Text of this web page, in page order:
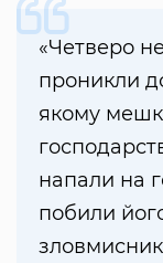
«Четверо
проникли
якому
напали на
побили